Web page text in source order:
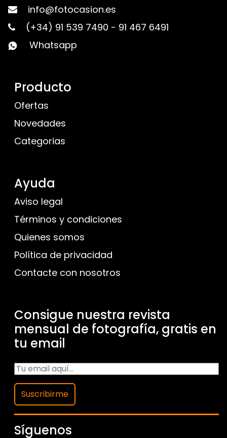
info@fotocasion.es
(+34) 91 539 7490 - 91 467 6491
Whatsapp
Producto
Ofertas
Novedades
Categorias
Ayuda
Aviso legal
Términos y condiciones
Quienes somos
Política de privacidad
Contacte con nosotros
Consigue nuestra revista
mensual de fotografía, gratis en
tu email
Suscribirme
Síguenos